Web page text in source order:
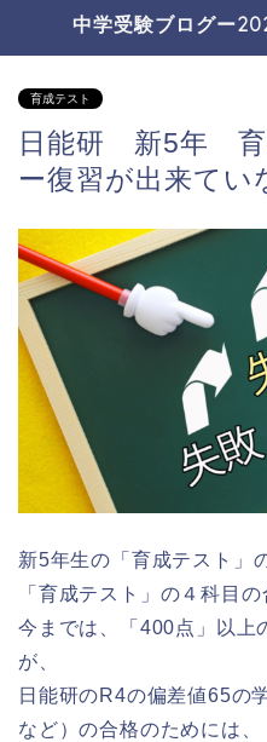
中学受験ブログー
育成テスト
日能研 新5年
ー復習が出来てい
新5年生の「育成テスト」
「育成テスト」の４科目
今までは、「400点」以上
が、
日能研のR4の偏差値65の
など）の合格のためには、